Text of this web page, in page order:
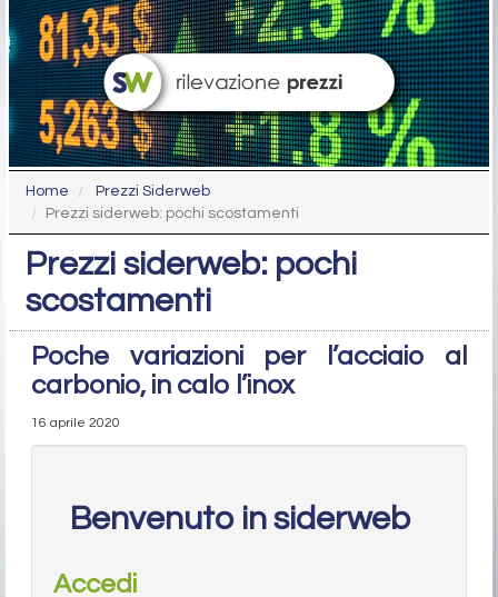
Home
Prezzi Siderweb
Prezzi siderweb: pochi scostamenti
Prezzi siderweb: pochi
scostamenti
Poche variazioni per l’acciaio al
carbonio, in calo l’inox
16 aprile 2020
Benvenuto in siderweb
Accedi